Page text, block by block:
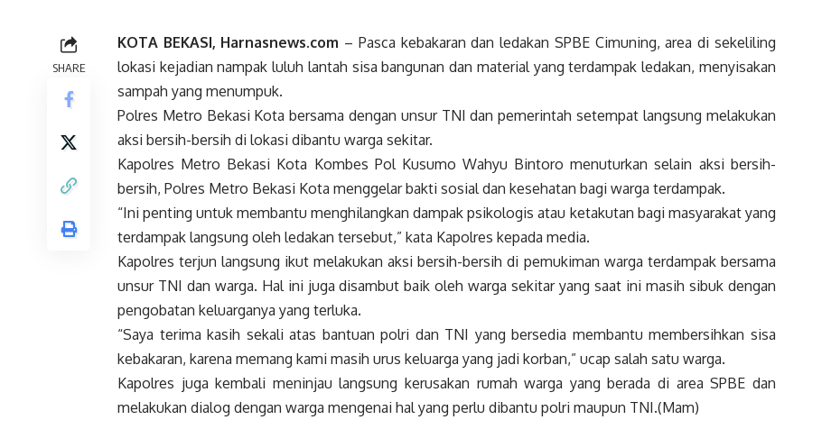
SHARE
KOTA BEKASI, Harnasnews.com – Pasca kebakaran dan ledakan SPBE Cimuning, area di sekeliling
lokasi kejadian nampak luluh lantah sisa bangunan dan material yang terdampak ledakan, menyisakan
sampah yang menumpuk.
Polres Metro Bekasi Kota bersama dengan unsur TNI dan pemerintah setempat langsung melakukan
aksi bersih-bersih di lokasi dibantu warga sekitar.
Kapolres Metro Bekasi Kota Kombes Pol Kusumo Wahyu Bintoro menuturkan selain aksi bersih-
bersih, Polres Metro Bekasi Kota menggelar bakti sosial dan kesehatan bagi warga terdampak.
“Ini penting untuk membantu menghilangkan dampak psikologis atau ketakutan bagi masyarakat yang
terdampak langsung oleh ledakan tersebut,” kata Kapolres kepada media.
Kapolres terjun langsung ikut melakukan aksi bersih-bersih di pemukiman warga terdampak bersama
unsur TNI dan warga. Hal ini juga disambut baik oleh warga sekitar yang saat ini masih sibuk dengan
pengobatan keluarganya yang terluka.
“Saya terima kasih sekali atas bantuan polri dan TNI yang bersedia membantu membersihkan sisa
kebakaran, karena memang kami masih urus keluarga yang jadi korban,” ucap salah satu warga.
Kapolres juga kembali meninjau langsung kerusakan rumah warga yang berada di area SPBE dan
melakukan dialog dengan warga mengenai hal yang perlu dibantu polri maupun TNI.(Mam)